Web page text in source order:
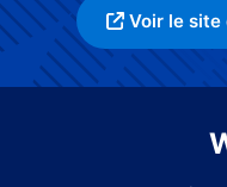
Voir le site